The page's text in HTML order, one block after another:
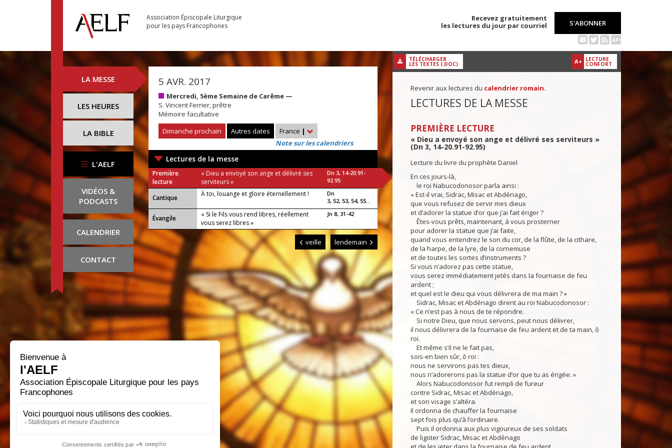
Association Épiscopale Liturgique
pour les pays Francophones
Recevez gratuitement
les lectures du jour par courriel
S'ABONNER
API
LA MESSE
LES HEURES
LA BIBLE
L'AELF
VIDÉOS &
PODCASTS
CALENDRIER
CONTACT
5 AVR. 2017
Mercredi, 5ème Semaine de Carême —
S. Vincent Ferrier, prêtre
Mémoire facultative
Dimanche prochain
Autres dates France |
Note sur les calendriers
Lectures de la messe
Première
lecture
« Dieu a envoyé son ange et délivré ses
serviteurs »
Dn 3, 14-20.91-
92.95
Cantique À toi, louange et gloire éternellement !
Dn
3, 52, 53, 54, 55...
Évangile
« Si le Fils vous rend libres, réellement
vous serez libres »
Jn 8, 31-42
veille lendemain
A+ LECTURE
CONFORT
TÉLÉCHARGER
LES TEXTES (.DOC)
Revenir aux lectures du calendrier romain.
LECTURES DE LA MESSE
PREMIÈRE LECTURE
« Dieu a envoyé son ange et délivré ses serviteurs »
(Dn 3, 14-20.91-92.95)
Lecture du livre du prophète Daniel
En ces jours-là,
le roi Nabucodonosor parla ainsi :
« Est-il vrai, Sidrac, Misac et Abdénago,
que vous refusez de servir mes dieux
et d’adorer la statue d’or que j’ai fait ériger ?
Êtes-vous prêts, maintenant, à vous prosterner
pour adorer la statue que j’ai faite,
quand vous entendrez le son du cor, de la flûte, de la cithare,
de la harpe, de la lyre, de la cornemuse
et de toutes les sortes d’instruments ?
Si vous n’adorez pas cette statue,
vous serez immédiatement jetés dans la fournaise de feu
ardent ;
et quel est le dieu qui vous délivrera de ma main ? »
Sidrac, Misac et Abdénago dirent au roi Nabucodonosor :
« Ce n’est pas à nous de te répondre.
Si notre Dieu, que nous servons, peut nous délivrer,
il nous délivrera de la fournaise de feu ardent et de ta main, ô
roi.
Et même s’il ne le fait pas,
sois-en bien sûr, ô roi :
nous ne servirons pas tes dieux,
nous n’adorerons pas la statue d’or que tu as érigée. »
Alors Nabucodonosor fut rempli de fureur
contre Sidrac, Misac et Abdénago,
et son visage s’altéra.
Il ordonna de chauffer la fournaise
sept fois plus qu’à l’ordinaire.
Puis il ordonna aux plus vigoureux de ses soldats
de ligoter Sidrac, Misac et Abdénago